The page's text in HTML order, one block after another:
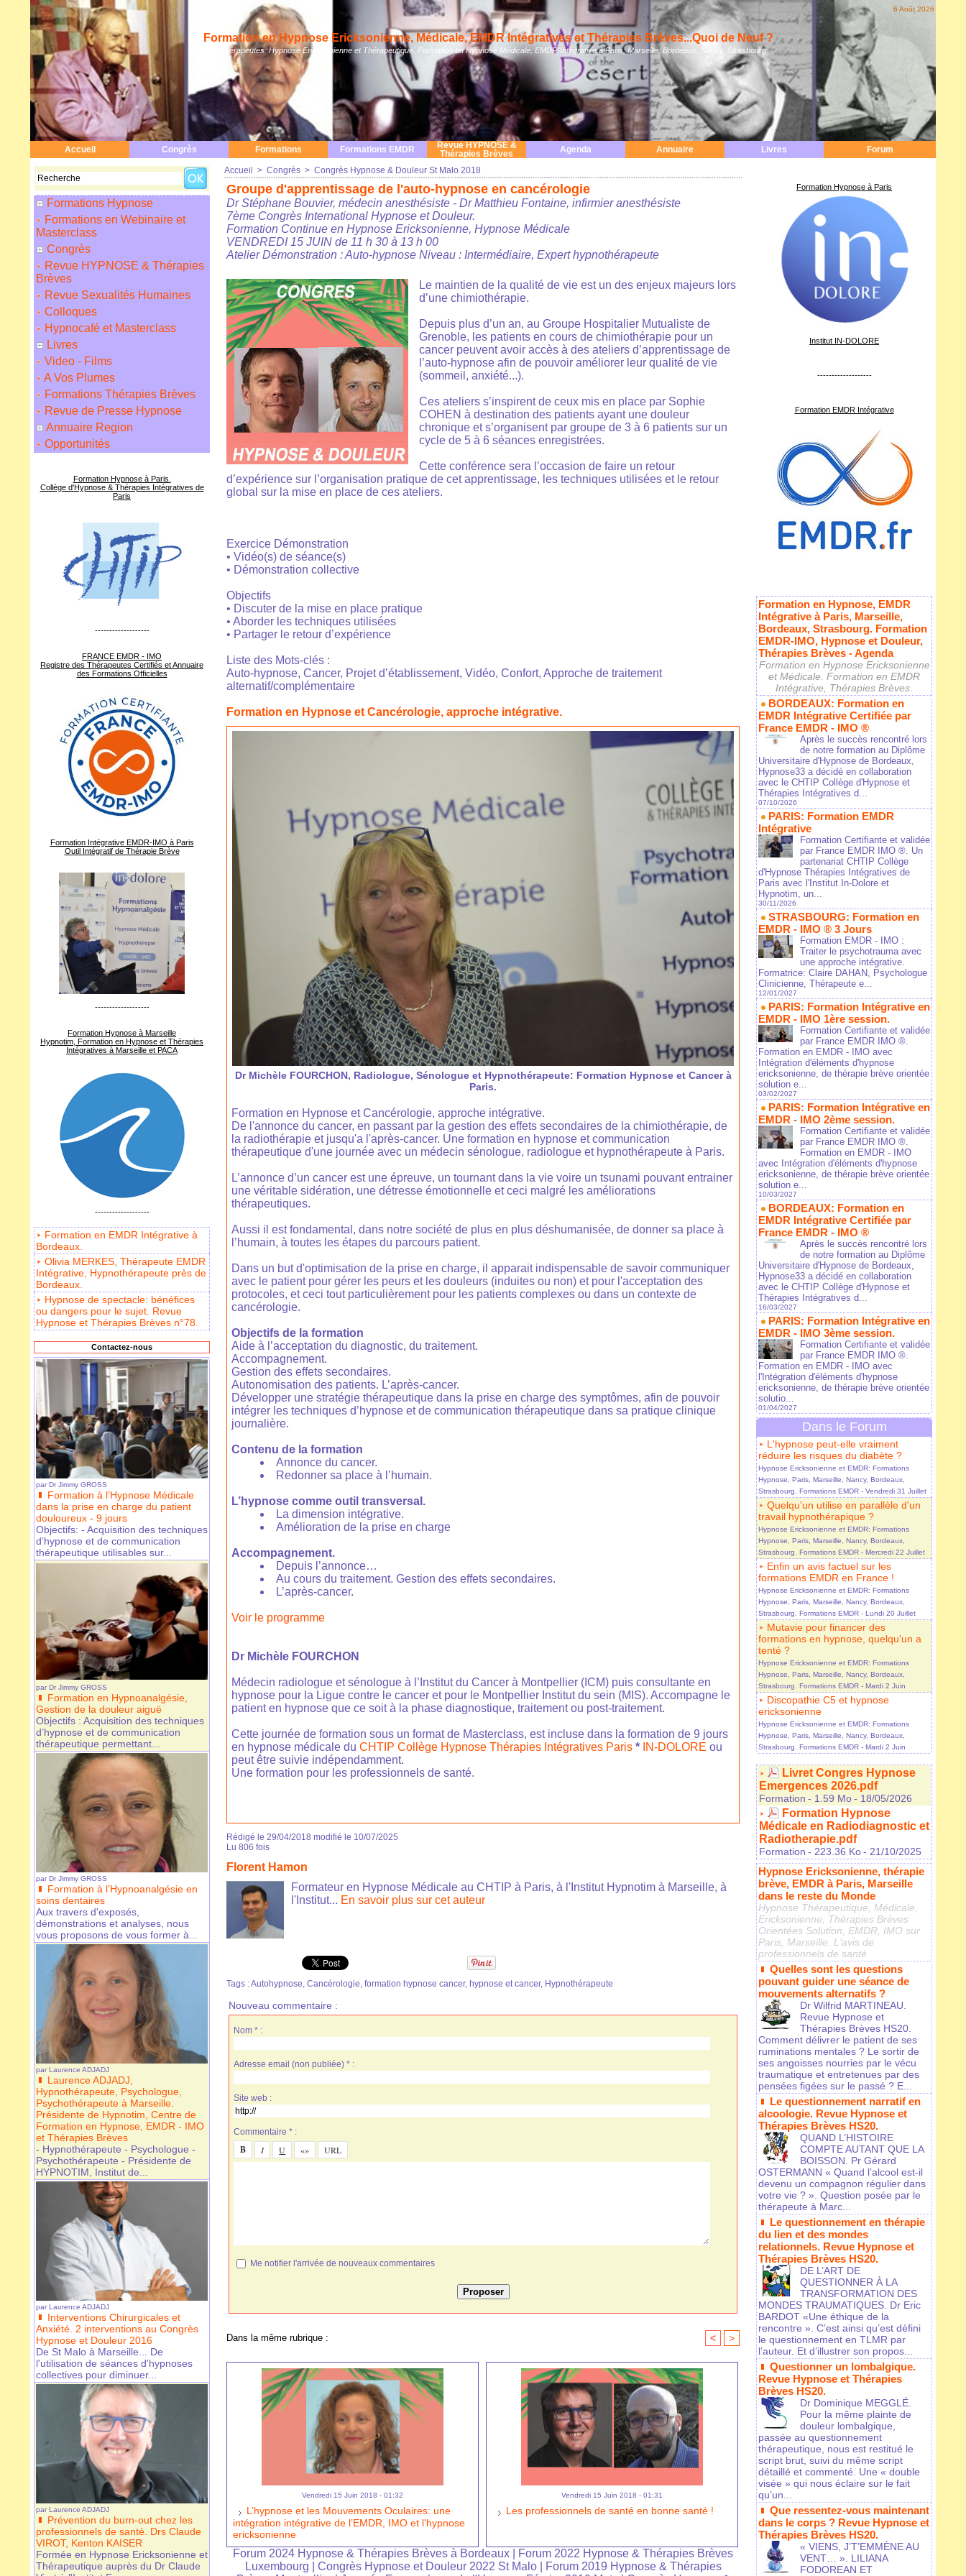
6 Août 2026
Formation en Hypnose Ericksonienne, Médicale, EMDR Intégratives et Thérapies Brèves...Quoi de Neuf ?
Hypnothérapeutes: Hypnose Ericksonienne et Thérapeutique. Formation en Hypnose Médicale, EMDR Intégrative à Paris, Marseille, Bordeaux, Nancy, Strasbourg
Accueil Congrès Formations Formations EMDR
Revue HYPNOSE &
Thérapies Brèves
Agenda Annuaire Livres Forum
Formations Hypnose
Formations en Webinaire et
Masterclass
Congrès
Revue HYPNOSE & Thérapies
Brèves
Revue Sexualités Humaines
Colloques
Hypnocafé et Masterclass
Livres
Video - Films
A Vos Plumes
Formations Thérapies Brèves
Revue de Presse Hypnose
Annuaire Region
Opportunités
Formation Hypnose à Paris.
Collège d'Hypnose & Thérapies Intégratives de
Paris
-------------------
FRANCE EMDR - IMO
Registre des Thérapeutes Certifiés et Annuaire
des Formations Officielles
Formation Intégrative EMDR-IMO à Paris
Outil Intégratif de Thérapie Brève
-------------------
Formation Hypnose à Marseille
Hypnotim, Formation en Hypnose et Thérapies
Intégratives à Marseille et PACA
-------------------
Formation en EMDR Intégrative à
Bordeaux.
Olivia MERKES, Thérapeute EMDR
Intégrative, Hypnothérapeute près de
Bordeaux.
Hypnose de spectacle: bénéfices
ou dangers pour le sujet. Revue
Hypnose et Thérapies Brèves n°78.
Contactez-nous
par Dr Jimmy GROSS
Formation à l’Hypnose Médicale
dans la prise en charge du patient
douloureux - 9 jours
Objectifs: - Acquisition des techniques
d’hypnose et de communication
thérapeutique utilisables sur...
par Dr Jimmy GROSS
Formation en Hypnoanalgésie,
Gestion de la douleur aiguë
Objectifs : Acquisition des techniques
d’hypnose et de communication
thérapeutique permettant...
par Dr Jimmy GROSS
Formation à l’Hypnoanalgésie en
soins dentaires
Aux travers d'exposés,
démonstrations et analyses, nous
vous proposons de vous former à...
par Laurence ADJADJ
Laurence ADJADJ,
Hypnothérapeute, Psychologue,
Psychothérapeute à Marseille.
Présidente de Hypnotim, Centre de
Formation en Hypnose, EMDR - IMO
et Thérapies Brèves
- Hypnothérapeute - Psychologue -
Psychothérapeute - Présidente de
HYPNOTIM, Institut de...
par Laurence ADJADJ
Interventions Chirurgicales et
Anxiété. 2 interventions au Congrès
Hypnose et Douleur 2016
De St Malo à Marseille... De
l'utilisation de séances d'hypnoses
collectives pour diminuer...
par Laurence ADJADJ
Prévention du burn-out chez les
professionnels de santé. Drs Claude
VIROT, Kenton KAISER
Formée en Hypnose Ericksonienne et
Thérapeutique auprès du Dr Claude
Accueil > Congrès > Congrès Hypnose & Douleur St Malo 2018
Groupe d'apprentissage de l'auto-hypnose en cancérologie
Dr Stéphane Bouvier, médecin anesthésiste - Dr Matthieu Fontaine, infirmier anesthésiste
7ème Congrès International Hypnose et Douleur.
Formation Continue en Hypnose Ericksonienne, Hypnose Médicale
VENDREDI 15 JUIN de 11 h 30 à 13 h 00
Atelier Démonstration : Auto-hypnose Niveau : Intermédiaire, Expert hypnothérapeute
Le maintien de la qualité de vie est un des enjeux majeurs lors
d’une chimiothérapie.
Depuis plus d’un an, au Groupe Hospitalier Mutualiste de
Grenoble, les patients en cours de chimiothérapie pour un
cancer peuvent avoir accès à des ateliers d’apprentissage de
l’auto-hypnose afin de pouvoir améliorer leur qualité de vie
(sommeil, anxiété...).
Ces ateliers s’inspirent de ceux mis en place par Sophie
COHEN à destination des patients ayant une douleur
chronique et s’organisent par groupe de 3 à 6 patients sur un
cycle de 5 à 6 séances enregistrées.
Cette conférence sera l’occasion de faire un retour
d’expérience sur l’organisation pratique de cet apprentissage, les techniques utilisées et le retour
global sur la mise en place de ces ateliers.
Exercice Démonstration
• Vidéo(s) de séance(s)
• Démonstration collective
Objectifs
• Discuter de la mise en place pratique
• Aborder les techniques utilisées
• Partager le retour d’expérience
Liste des Mots-clés :
Auto-hypnose, Cancer, Projet d’établissement, Vidéo, Confort, Approche de traitement
alternatif/complémentaire
Formation en Hypnose et Cancérologie, approche intégrative.
Dr Michèle FOURCHON, Radiologue, Sénologue et Hypnothérapeute: Formation Hypnose et Cancer à
Paris.
Formation en Hypnose et Cancérologie, approche intégrative.
De l'annonce du cancer, en passant par la gestion des effets secondaires de la chimiothérapie, de
la radiothérapie et jusqu'a l'après-cancer. Une formation en hypnose et communication
thérapeutique d'une journée avec un médecin sénologue, radiologue et hypnothérapeute à Paris.
L’annonce d’un cancer est une épreuve, un tournant dans la vie voire un tsunami pouvant entrainer
une véritable sidération, une détresse émotionnelle et ceci malgré les améliorations
thérapeutiques.
Aussi il est fondamental, dans notre société de plus en plus déshumanisée, de donner sa place à
l’humain, à toutes les étapes du parcours patient.
Dans un but d'optimisation de la prise en charge, il apparait indispensable de savoir communiquer
avec le patient pour gérer les peurs et les douleurs (induites ou non) et pour l'acceptation des
protocoles, et ceci tout particulièrement pour les patients complexes ou dans un contexte de
cancérologie.
Objectifs de la formation
Aide à l’acceptation du diagnostic, du traitement.
Accompagnement.
Gestion des effets secondaires.
Autonomisation des patients. L’après-cancer.
Développer une stratégie thérapeutique dans la prise en charge des symptômes, afin de pouvoir
intégrer les techniques d’hypnose et de communication thérapeutique dans sa pratique clinique
journalière.
Contenu de la formation
Annonce du cancer.
Redonner sa place à l’humain.
L’hypnose comme outil transversal.
La dimension intégrative.
Amélioration de la prise en charge
Accompagnement.
Depuis l’annonce…
Au cours du traitement. Gestion des effets secondaires.
L’après-cancer.
Voir le programme
Dr Michèle FOURCHON
Médecin radiologue et sénologue à l’Institut du Cancer à Montpellier (ICM) puis consultante en
hypnose pour la Ligue contre le cancer et pour le Montpellier Institut du sein (MIS). Accompagne le
patient en hypnose que ce soit à la phase diagnostique, traitement ou post-traitement.
Cette journée de formation sous un format de Masterclass, est incluse dans la formation de 9 jours
en hypnose médicale du CHTIP Collège Hypnose Thérapies Intégratives Paris * IN-DOLORE ou
peut être suivie indépendamment.
Une formation pour les professionnels de santé.
Rédigé le 29/04/2018 modifié le 10/07/2025
Lu 806 fois
Florent Hamon
Formateur en Hypnose Médicale au CHTIP à Paris, à l'Institut Hypnotim à Marseille, à
l'Institut... En savoir plus sur cet auteur
Tags :Autohypnose, Cancérologie, formation hypnose cancer, hypnose et cancer, Hypnothérapeute
Nouveau commentaire :
Nom * :
Adresse email (non publiée) * :
Site web :
Commentaire * :
Me notifier l'arrivée de nouveaux commentaires
Dans la même rubrique : < >
Vendredi 15 Juin 2018 - 01:32
L’hypnose et les Mouvements Oculaires: une
intégration intégrative de l’EMDR, IMO et l'hypnose
ericksonienne
Vendredi 15 Juin 2018 - 01:31
Les professionnels de santé en bonne santé !
Forum 2024 Hypnose & Thérapies Brèves à Bordeaux
Forum 2022 Hypnose & Thérapies Brèves
Luxembourg
Congrès Hypnose et Douleur 2022 St Malo
Forum 2019 Hypnose & Thérapies
Formation Hypnose à Paris
Institut IN-DOLORE
-------------------
Formation EMDR Intégrative
Formation en Hypnose, EMDR
Intégrative à Paris, Marseille,
Bordeaux, Strasbourg. Formation
EMDR-IMO, Hypnose et Douleur,
Thérapies Brèves - Agenda
Formation en Hypnose Ericksonienne
et Médicale. Formation en EMDR
Intégrative, Thérapies Brèves.
BORDEAUX: Formation en
EMDR Intégrative Certifiée par
France EMDR - IMO ®
Après le succès rencontré lors
de notre formation au Diplôme
Universitaire d'Hypnose de Bordeaux,
Hypnose33 a décidé en collaboration
avec le CHTIP Collège d'Hypnose et
Thérapies Intégratives d...
07/10/2026
PARIS: Formation EMDR
Intégrative
Formation Certifiante et validée
par France EMDR IMO ®. Un
partenariat CHTIP Collège
d'Hypnose Thérapies Intégratives de
Paris avec l'Institut In-Dolore et
Hypnotim, un...
30/11/2026
STRASBOURG: Formation en
EMDR - IMO ® 3 Jours
Formation EMDR - IMO :
Traiter le psychotrauma avec
une approche intégrative.
Formatrice: Claire DAHAN, Psychologue
Clinicienne, Thérapeute e...
12/01/2027
PARIS: Formation Intégrative en
EMDR - IMO 1ère session.
Formation Certifiante et validée
par France EMDR IMO ®.
Formation en EMDR - IMO avec
Intégration d'éléments d'hypnose
ericksonienne, de thérapie brève orientée
solution e...
03/02/2027
PARIS: Formation Intégrative en
EMDR - IMO 2ème session.
Formation Certifiante et validée
par France EMDR IMO ®.
Formation en EMDR - IMO
avec Intégration d'éléments d'hypnose
ericksonienne, de thérapie brève orientée
solution e...
10/03/2027
BORDEAUX: Formation en
EMDR Intégrative Certifiée par
France EMDR - IMO ®
Après le succès rencontré lors
de notre formation au Diplôme
Universitaire d'Hypnose de Bordeaux,
Hypnose33 a décidé en collaboration
avec le CHTIP Collège d'Hypnose et
Thérapies Intégratives d...
16/03/2027
PARIS: Formation Intégrative en
EMDR - IMO 3ème session.
Formation Certifiante et validée
par France EMDR IMO ®.
Formation en EMDR - IMO avec
l'Intégration d'éléments d'hypnose
ericksonienne, de thérapie brève orientée
solutio...
01/04/2027
Dans le Forum
L'hypnose peut-elle vraiment
réduire les risques du diabète ?
Hypnose Ericksonienne et EMDR: Formations
Hypnose, Paris, Marseille, Nancy, Bordeaux,
Strasbourg. Formations EMDR - Vendredi 31 Juillet
Quelqu'un utilise en parallèle d'un
travail hypnothérapique ?
Hypnose Ericksonienne et EMDR: Formations
Hypnose, Paris, Marseille, Nancy, Bordeaux,
Strasbourg. Formations EMDR - Mercredi 22 Juillet
Enfin un avis factuel sur les
formations EMDR en France !
Hypnose Ericksonienne et EMDR: Formations
Hypnose, Paris, Marseille, Nancy, Bordeaux,
Strasbourg. Formations EMDR - Lundi 20 Juillet
Mutavie pour financer des
formations en hypnose, quelqu'un a
tenté ?
Hypnose Ericksonienne et EMDR: Formations
Hypnose, Paris, Marseille, Nancy, Bordeaux,
Strasbourg. Formations EMDR - Mardi 2 Juin
Discopathie C5 et hypnose
ericksonienne
Hypnose Ericksonienne et EMDR: Formations
Hypnose, Paris, Marseille, Nancy, Bordeaux,
Strasbourg. Formations EMDR - Mardi 2 Juin
Livret Congres Hypnose
Emergences 2026.pdf
Formation - 1.59 Mo- 18/05/2026
Formation Hypnose
Médicale en Radiodiagnostic et
Radiotherapie.pdf
Formation - 223.36 Ko- 21/10/2025
Hypnose Ericksonienne, thérapie
brève, EMDR à Paris, Marseille
dans le reste du Monde
Hypnose Thérapeutique, Médicale,
Ericksonienne, Thérapies Brèves
Orientées Solution, EMDR, IMO sur
Paris, Marseille. L'avis de
professionnels de santé
Quelles sont les questions
pouvant guider une séance de
mouvements alternatifs ?
Dr Wilfrid MARTINEAU.
Revue Hypnose et
Thérapies Brèves HS20.
Comment délivrer le patient de ses
ruminations mentales ? Le sortir de
ses angoisses nourries par le vécu
traumatique et entretenues par des
pensées figées sur le passé ? E...
Le questionnement narratif en
alcoologie. Revue Hypnose et
Thérapies Brèves HS20.
QUAND L’HISTOIRE
COMPTE AUTANT QUE LA
BOISSON. Pr Gérard
OSTERMANN « Quand l’alcool est-il
devenu un compagnon régulier dans
votre vie ? ». Question posée par le
thérapeute à Marc...
Le questionnement en thérapie
du lien et des mondes
relationnels. Revue Hypnose et
Thérapies Brèves HS20.
DE L’ART DE
QUESTIONNER À LA
TRANSFORMATION DES
MONDES TRAUMATIQUES. Dr Eric
BARDOT «Une éthique de la
rencontre ». C’est ainsi qu’est défini
le questionnement en TLMR par
l’auteur. Et d’illustrer son propos...
Questionner un lombalgique.
Revue Hypnose et Thérapies
Brèves HS20.
Dr Dominique MEGGLÉ.
Pour la même plainte de
douleur lombalgique,
passée au questionnement
thérapeutique, nous est restitué le
script brut, suivi du même script
détaillé et commenté. Une « double
visée » qui nous éclaire sur le fait
qu’un...
Que ressentez-vous maintenant
dans le corps ? Revue Hypnose et
Thérapies Brèves HS20.
« VIENS, J’T’EMMÈNE AU
VENT… ». LILIANA
FODOREAN ET